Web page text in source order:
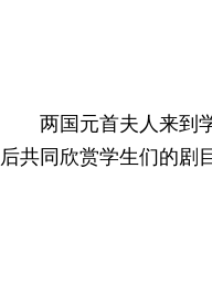
两国元首夫人来到
后共同欣赏学生们的剧